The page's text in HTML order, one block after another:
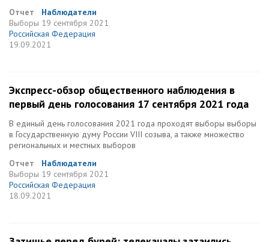
Отчет
Наблюдатели
Выборы 19 сентября 2021
Российская Федерация
19.09.2021
Экспресс-обзор общественного наблюдения в
первый день голосования 17 сентября 2021 года
В единый день голосования 2021 года проходят выборы выборы
в Государственную думу России VIII созыва, а также множество
региональных и местных выборов
Отчет
Наблюдатели
Выборы 19 сентября 2021
Российская Федерация
18.09.2021